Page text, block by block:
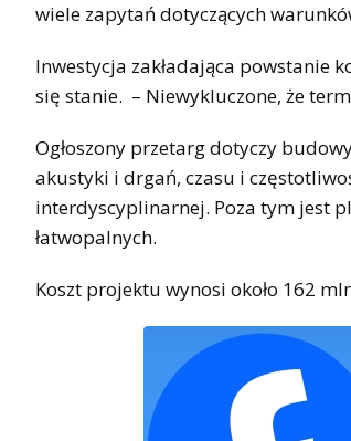
wiele zapytań dotyczących
Inwestycja zakładająca powstanie
się stanie. – Niewykluczone, że
Ogłoszony przetarg dotyczy
akustyki i drgań, czasu i
interdyscyplinarnej. Poza tym jest
łatwopalnych.
Koszt projektu wynosi około 162